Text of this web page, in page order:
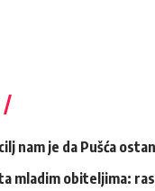
nam je da Pušća
mladim obiteljima: